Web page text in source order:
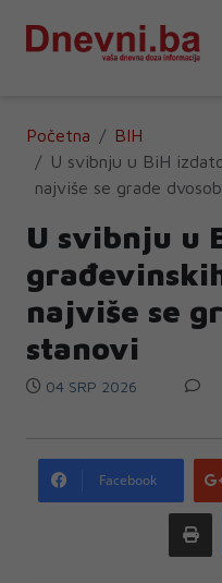
Početna
BIH
U svibnju u BiH
najviše se grade
U svibnju u
najviše se
stanovi
04 SRP 2026
Facebook